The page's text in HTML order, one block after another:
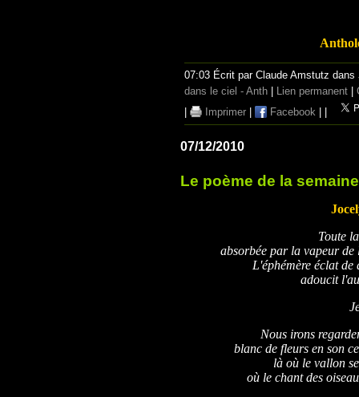
07:03 Écrit par Claude Amstutz dans
dans le ciel - Anth
Lien permanent
Imprimer Facebook
07/12/2010
Le poème de la semaine
Toute
absorbée par la vapeur de
L'éphémère éclat de
adoucit
Nous irons
blanc de fleurs en son
là où le vallon
où le chant des